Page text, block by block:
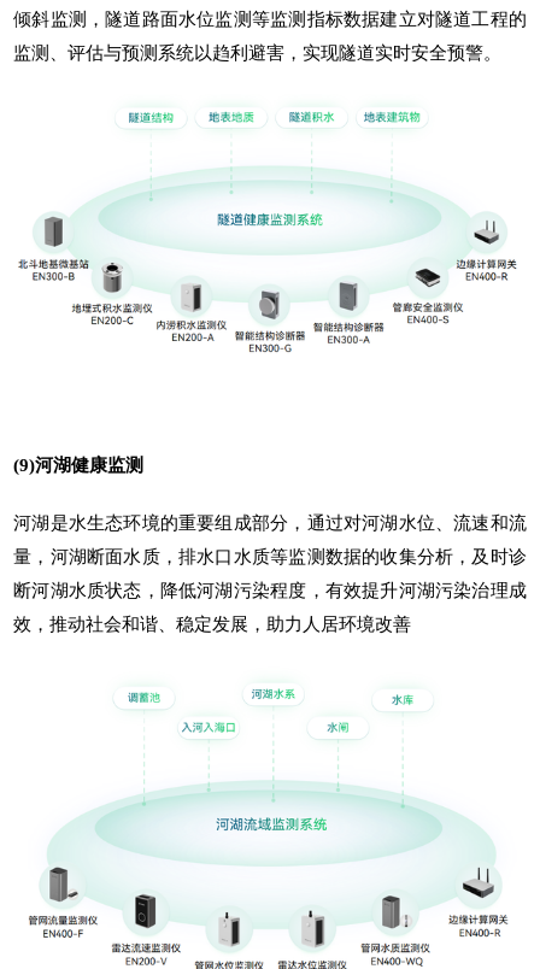
倾斜监测，隧道路面水位监测等监测指标数据建立对隧道工程的
监测、评估与预测系统以趋利避害，实现隧道实时安全预警。
(9)河湖健康监测
河湖是水生态环境的重要组成部分，通过对河湖水位、流速和流
量，河湖断面水质，排水口水质等监测数据的收集分析，及时诊
断河湖水质状态，降低河湖污染程度，有效提升河湖污染治理成
效，推动社会和谐、稳定发展，助力人居环境改善